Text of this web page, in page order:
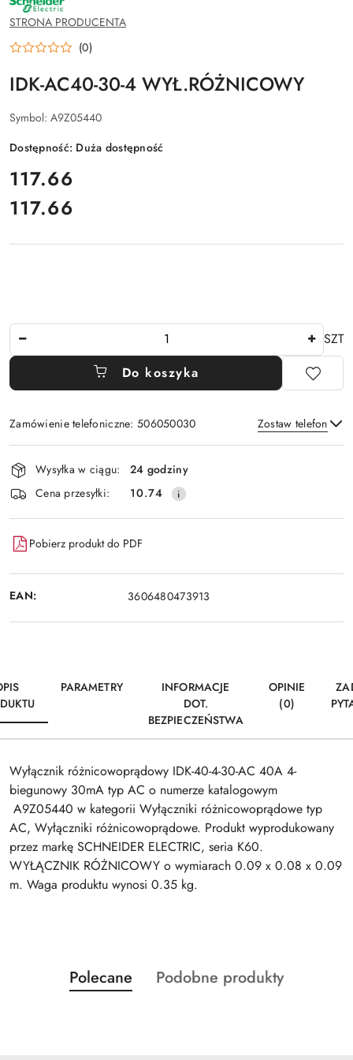
PRODUCENTA:
SCHNEIDER
ELECTRIC
STRONA PRODUCENTA
(0)
IDK-AC40-30-4 WYŁ.RÓŻNICOWY
Symbol: A9Z05440
Dostępność: Duża dostępność
cena:
117.66
Cena:
117.66
SZT
Do koszyka
Zamówienie telefoniczne: 506050030 Zostaw telefon
Wyślij
Dostępność
i
dostawa
Wysyłka w ciągu:
24 godziny
Cena przesyłki:
10.74
Pobierz produkt do PDF
EAN: 3606480473913
PARAMETRY
INFORMACJE
DOT.
BEZPIECZEŃSTWA
OPINIE
(0)
Wyłącznik różnicowoprądowy IDK-40-4-30-AC 40A 4-
biegunowy 30mA typ AC o numerze katalogowym
A9Z05440 w kategorii Wyłączniki różnicowoprądowe typ
AC, Wyłączniki różnicowoprądowe. Produkt wyprodukowany
przez markę SCHNEIDER ELECTRIC, seria K60.
WYŁĄCZNIK RÓŻNICOWY o wymiarach 0.09 x 0.08 x 0.09
m. Waga produktu wynosi 0.35 kg.
Pomiń karuzelę produktów
Produkty
o
Polecane
Produkty
Podobne produkty